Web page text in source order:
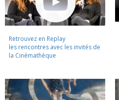
Retrouvez en Replay
les rencontres avec les invités de
la Cinémathèque